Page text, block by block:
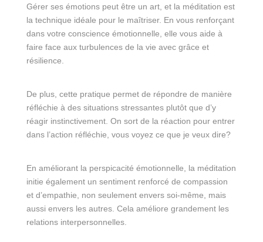
Gérer ses émotions peut être un art, et la méditation est
la technique idéale pour le maîtriser. En vous renforçant
dans votre conscience émotionnelle, elle vous aide à
faire face aux turbulences de la vie avec grâce et
résilience.
De plus, cette pratique permet de répondre de manière
réfléchie à des situations stressantes plutôt que d’y
réagir instinctivement. On sort de la réaction pour entrer
dans l’action réfléchie, vous voyez ce que je veux dire?
En améliorant la perspicacité émotionnelle, la méditation
initie également un sentiment renforcé de compassion
et d’empathie, non seulement envers soi-même, mais
aussi envers les autres. Cela améliore grandement les
relations interpersonnelles.